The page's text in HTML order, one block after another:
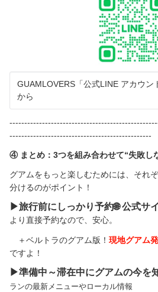
GUAMLOVERS「公式LINE アカウン
から
------------------------------------------------
④ まとめ： 3つを組み合わせて“失敗し
グアムをもっと楽しむためには、それ
分けるのがポイント！
▶︎旅行前にしっかり予約🌐 公式サ
より直接予約なので、安心。
＋ベルトラのグアム版！ 現地グアム
ですよ！
▶︎準備中～滞在中にグアムの今を
ランの最新メニューやローカル情報